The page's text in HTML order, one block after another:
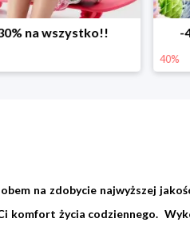
na wszystko!! -
40%
na zdobycie najwyższej
komfort życia codziennego.